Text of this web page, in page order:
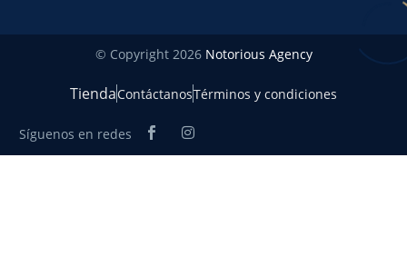
© Copyright 2026 Notorious Agency
TiendaContáctanosTérminos y condiciones
Síguenos en redes